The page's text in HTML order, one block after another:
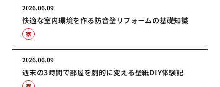
快適な室内環境を作る防音壁リフォームの基礎知識
2026.06.09
家
週末の3時間で部屋を劇的に変える壁紙DIY体験記
2026.06.09